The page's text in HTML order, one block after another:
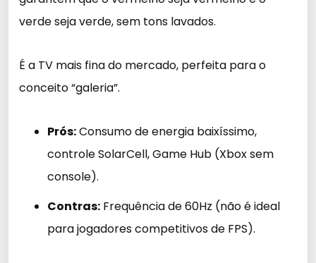
verde seja verde, sem tons lavados.
É a TV mais fina do mercado, perfeita para o
conceito “galeria”.
Prós:Consumo de energia baixíssimo,
controle SolarCell, Game Hub (Xbox sem
console).
Contras: Frequência de 60Hz (não é ideal
para jogadores competitivos de FPS).